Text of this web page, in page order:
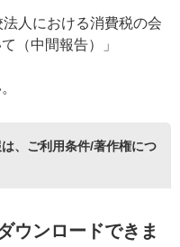
人における消費税の会
（中間報告）」
、 ご利用条件/著作権につ
ウンロードできま